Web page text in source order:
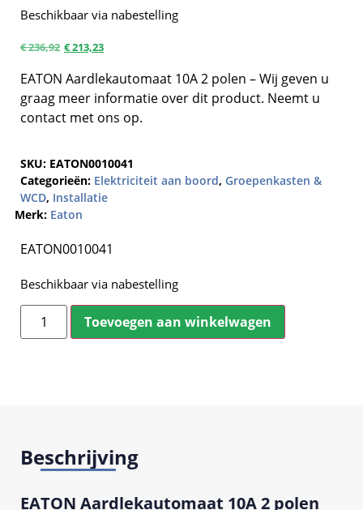
Beschikbaar via nabestelling
€236,92 €213,23
EATON Aardlekautomaat 10A 2 polen – Wij geven u
graag meer informatie over dit product. Neemt u
contact met ons op.
SKU: EATON0010041
Categorieën: Elektriciteit aan boord, Groepenkasten &
WCD, Installatie
Merk: Eaton
EATON0010041
Beschikbaar via nabestelling
Toevoegen aan winkelwagen
Beschrijving
EATON Aardlekautomaat 10A 2 polen